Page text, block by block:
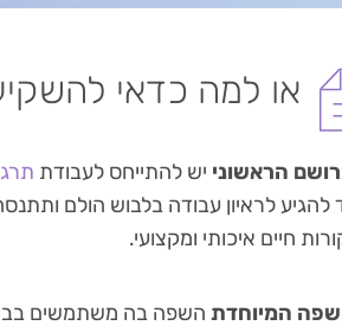
או למה כדאי
הראשוני יש להתייחס לעבודת
לראיון עבודה בלבוש הולם
חיים איכותי ומקצועי.
המיוחדת השפה בה משתמשים